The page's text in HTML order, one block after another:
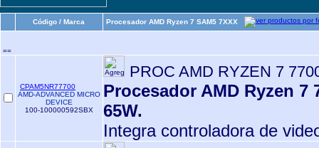
Código / Marca Procesador AMD Ryzen 7 SAM5 7XXX
==
CPAM5NR77700
AMD-ADVANCED MICRO
DEVICE
100-100000592SBX
PROC AMD RYZEN 7
Procesador AMD Ryzen 7
65W.
Integra controladora de